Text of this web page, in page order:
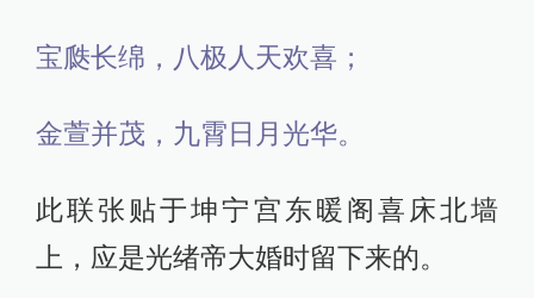
宝瓞长绵，八极人天欢喜；
金萱并茂，九霄日月光华。
此联张贴于坤宁宫东暖阁喜床北墙
上，应是光绪帝大婚时留下来的。